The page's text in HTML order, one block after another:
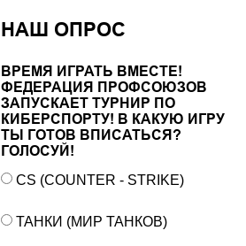
НАШ ОПРОС
ВРЕМЯ ИГРАТЬ ВМЕСТЕ!
ФЕДЕРАЦИЯ ПРОФСОЮЗОВ
ЗАПУСКАЕТ ТУРНИР ПО
КИБЕРСПОРТУ! В КАКУЮ ИГРУ
ТЫ ГОТОВ ВПИСАТЬСЯ?
ГОЛОСУЙ!
CS (COUNTER - STRIKE)
ТАНКИ (МИР ТАНКОВ)